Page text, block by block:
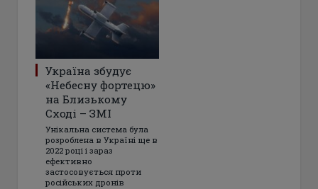
Україна збудує
«Небесну фортецю»
на Близькому
Сході – ЗМІ
Унікальна система була
розроблена в Україні ще в
2022 році і зараз
ефективно
застосовується проти
російських дронів